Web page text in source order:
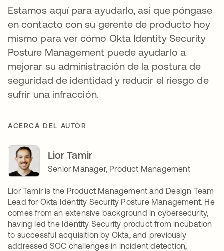
Estamos aquí para ayudarlo, así que póngase
en contacto con su gerente de producto hoy
mismo para ver cómo Okta Identity Security
Posture Management puede ayudarlo a
mejorar su administración de la postura de
seguridad de identidad y reducir el riesgo de
sufrir una infracción.
ACERCA DEL AUTOR
Lior Tamir
Senior Manager, Product Management
Lior Tamir is the Product Management and Design Team
Lead for Okta Identity Security Posture Management. He
comes from an extensive background in cybersecurity,
having led the Identity Security product from incubation
to successful acquisition by Okta, and previously
addressed SOC challenges in incident detection,